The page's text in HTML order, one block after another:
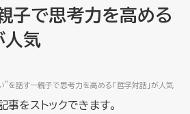
子で思考力を高める
人気
”を話すー親子で思考力を高める「哲学対話」が人気
事をストックできます。